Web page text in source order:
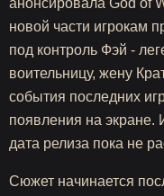
анонсировала God of
новой части игрокам
под контроль Фэй -
воительницу, жену
события последних
появления на экране.
дата релиза пока не
Сюжет начинается